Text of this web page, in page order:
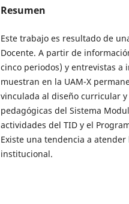
Resumen
Este trabajo es resultado de
Docente. A partir de
cinco periodos) y entrevistas a
muestran en la UAM-X
vinculada al diseño curricular
pedagógicas del Sistema
actividades del TID y el
Existe una tendencia a
institucional.